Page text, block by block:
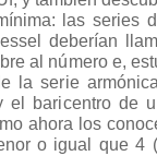
las series
deberían
al número e,
la serie
el baricentro de
ahora los
o igual que 4